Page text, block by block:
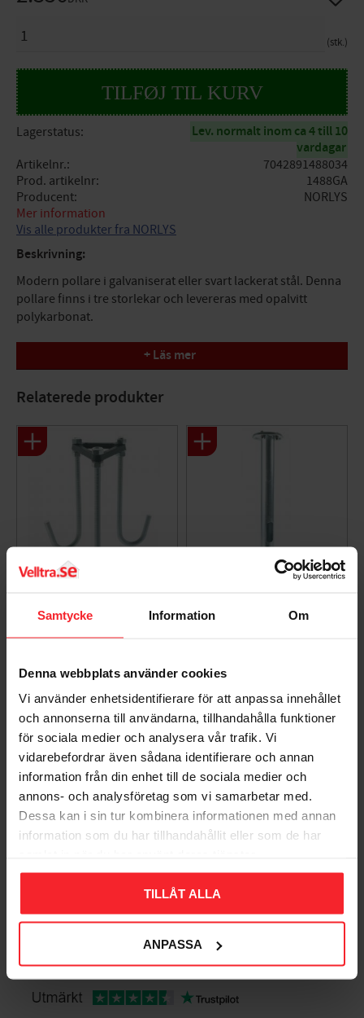
Samtycke Information Om
Denna webbplats använder cookies
Vi använder enhetsidentifierare för att anpassa innehållet
och annonserna till användarna, tillhandahålla funktioner
för sociala medier och analysera vår trafik. Vi
vidarebefordrar även sådana identifierare och annan
information från din enhet till de sociala medier och
annons- och analysföretag som vi samarbetar med.
Dessa kan i sin tur kombinera informationen med annan
information som du har tillhandahållit eller som de har
TILLÅT ALLA
ANPASSA
stk.
Lagerstatus
Lev. normalt inom ca 4 till 10
vardagar
Artikelnr.
7042891488034
Prod. artikelnr
1488GA
Producent
NORLYS
Mer information
Vis alle produkter fra NORLYS
Beskrivning:
Modern pollare i galvaniserat eller svart lackerat stål. Denna
pollare finns i tre storlekar och levereras med opalvitt
polykarbonat.
Pollare i galvaniserad stål. Inkl 8,5W E27 Ledljuskälla, 806
Lumen 2700 Kelvin, IP55 Klass II. 490mm Hög.
markfäste E 7722191, Art:206s adapter för betongfundament
+ Läs mer
Bedømmelser
Dig
Bliv den første, der giver en bedømmelse.
Relaterede produkter
Pullerter, Norlys 205
7042892050001
Gem som favorit
Pullerter, Norlys 206
Gem